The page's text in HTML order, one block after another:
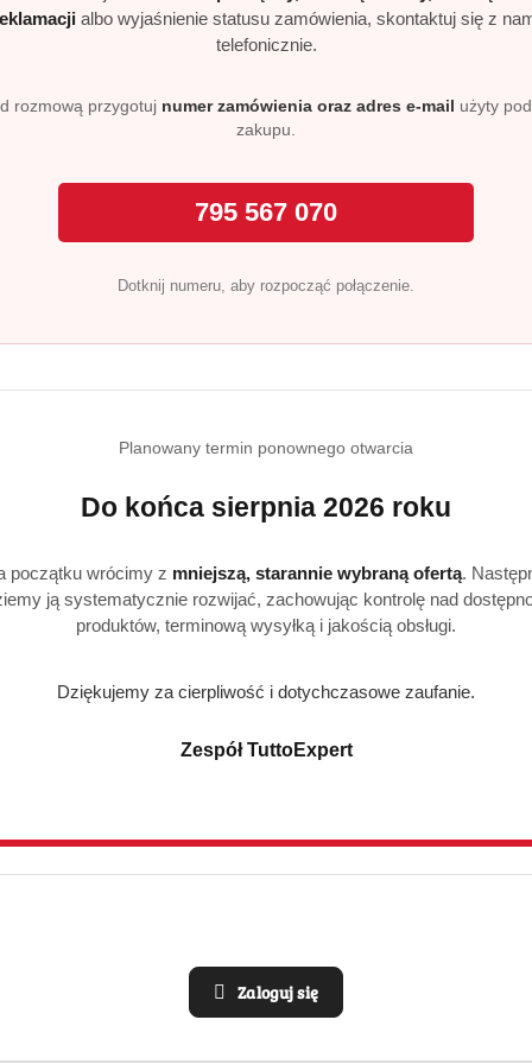
albo wyjaśnienie statusu zamówienia, skontaktuj się z
telefonicznie.
rozmową przygotuj numer zamówienia oraz adres e-mail użyty
zakupu.
795 567 070
Dotknij numeru, aby rozpocząć połączenie.
Planowany termin ponownego otwarcia
Do końca sierpnia 2026 roku
początku wrócimy z mniejszą, starannie wybraną ofertą.
ją systematycznie rozwijać, zachowując kontrolę nad
produktów, terminową wysyłką i jakością obsługi.
Dziękujemy za cierpliwość i dotychczasowe zaufanie.
Zespół TuttoExpert
Zaloguj się